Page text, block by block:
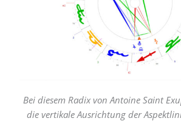
Bei diesem Radix von Antoine Saint
die vertikale Ausrichtung der